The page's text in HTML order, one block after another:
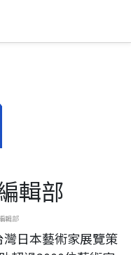
輯部
輯部
灣日本藝術家展覽策